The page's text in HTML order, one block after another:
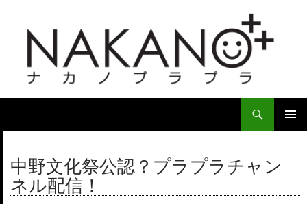
ン
ン
ツ
へ
中野文化祭公認？プラプラチャン
ネル配信！